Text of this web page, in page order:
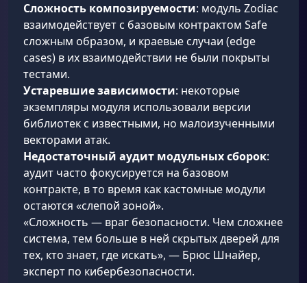
Сложность композируемости: модуль Zodiac
взаимодействует с базовым контрактом Safe
сложным образом, и краевые случаи (edge
cases) в их взаимодействии не были покрыты
тестами.
Устаревшие зависимости: некоторые
экземпляры модуля использовали версии
библиотек с известными, но малоизученными
векторами атак.
Недостаточный аудит модульных сборок:
аудит часто фокусируется на базовом
контракте, в то время как кастомные модули
остаются «слепой зоной».
«Сложность — враг безопасности. Чем сложнее
система, тем больше в ней скрытых дверей для
тех, кто знает, где искать», — Брюс Шнайер,
эксперт по кибербезопасности.